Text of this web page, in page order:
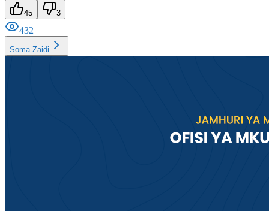
45 3
432
Soma Zaidi